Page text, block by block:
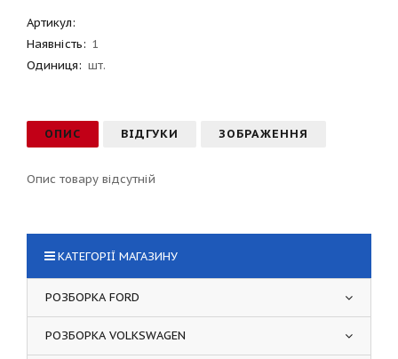
Артикул:
Наявність: 1
Одиниця: шт.
ОПИС ВІДГУКИ ЗОБРАЖЕННЯ
Опис товару відсутній
КАТЕГОРІЇ МАГАЗИНУ
РОЗБОРКА FORD
РОЗБОРКА VOLKSWAGEN